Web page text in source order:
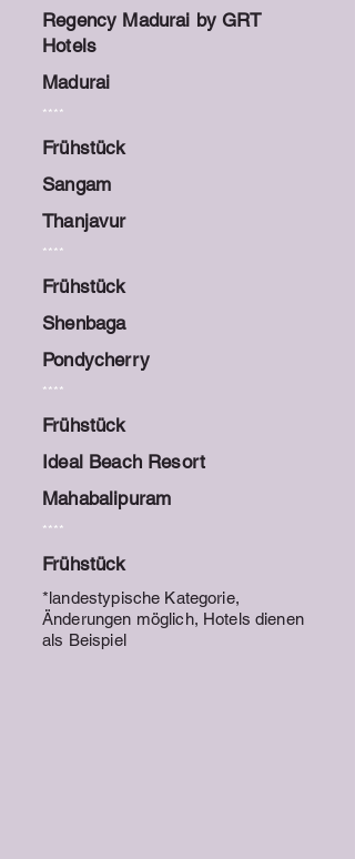
Regency Madurai by GRT
Hotels
Madurai
****
Frühstück
Sangam
Thanjavur
****
Frühstück
Shenbaga
Pondycherry
****
Frühstück
Ideal Beach Resort
Mahabalipuram
****
Frühstück
*landestypische Kategorie,
Änderungen möglich, Hotels dienen
als Beispiel